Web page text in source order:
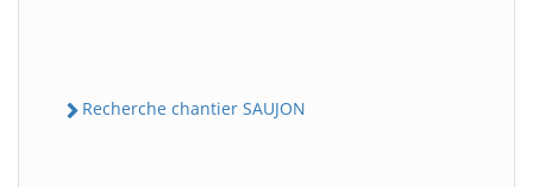
Recherche chantier SAUJON